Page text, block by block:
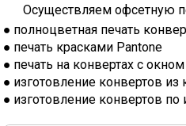
Осуществляем офсетную
полноцветная печать
печать красками Pantone
печать на конвертах с окном
изготовление конвертов из
изготовление конвертов